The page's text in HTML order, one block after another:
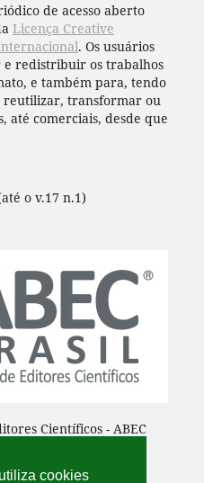
cookies
de acesso aberto
Licença Creative
. Os usuários
e redistribuir os trabalhos
e também para, tendo
reutilizar, transformar ou
até comerciais, desde que
o v.17 n.1)
Científicos - ABEC